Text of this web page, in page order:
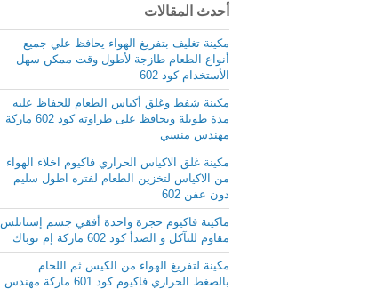
أحدث المقالات
مكينة تغليف بتفريغ الهواء يحافظ علي جميع
أنواع الطعام طازجة لأطول وقت ممكن سهل
الأستخدام كود 602
مكينة شفط وغلق أكياس الطعام للحفاظ عليه
مدة طويلة ويحافظ على طراوته كود 602 ماركة
مهندس منسي
مكينة غلق الاكياس الحراري فاكيوم اخلاء الهواء
من الاكياس لتخزين الطعام لفتره اطول سليم
دون عفن 602
ماكينة فاكيوم حجرة واحدة أفقي جسم إستانلس
مقاوم للتآكل و الصدأ كود 602 ماركة إم توباك
مكينة لتفريغ الهواء من الكيس ثم اللحام
بالضغط الحراري فاكيوم كود 601 ماركة مهندس